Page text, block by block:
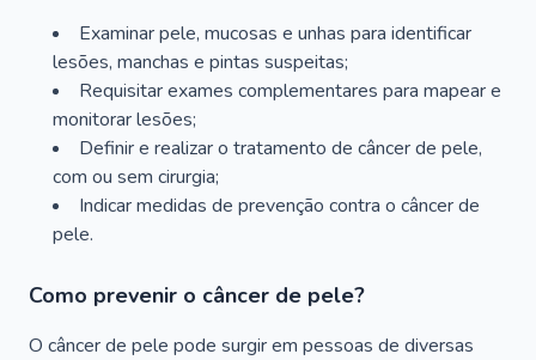
Examinar pele, mucosas e unhas para identificar
lesões, manchas e pintas suspeitas;
Requisitar exames complementares para mapear e
monitorar lesões;
Definir e realizar o tratamento de câncer de pele,
com ou sem cirurgia;
Indicar medidas de prevenção contra o câncer de
pele.
Como prevenir o câncer de pele?
O câncer de pele pode surgir em pessoas de diversas